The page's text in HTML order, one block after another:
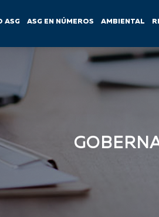
ASG ASG EN NÚMEROS AMBIENTAL